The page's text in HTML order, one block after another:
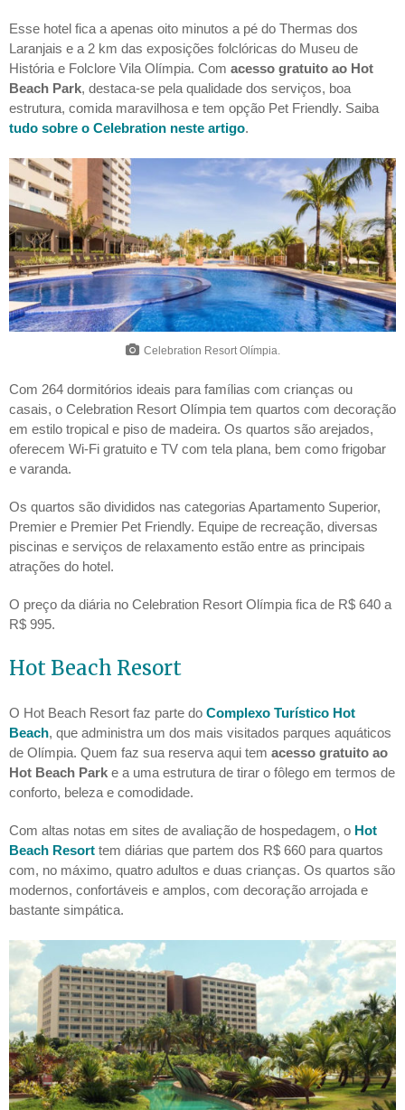
Esse hotel fica a apenas oito minutos a pé do Thermas dos
Laranjais e a 2 km das exposições folclóricas do Museu de
História e Folclore Vila Olímpia. Com acesso gratuito ao Hot
Beach Park, destaca-se pela qualidade dos serviços, boa
estrutura, comida maravilhosa e tem opção Pet Friendly. Saiba
tudo sobre o Celebration neste artigo.
Celebration Resort Olímpia.
Com 264 dormitórios ideais para famílias com crianças ou
casais, o Celebration Resort Olímpia tem quartos com decoração
em estilo tropical e piso de madeira. Os quartos são arejados,
oferecem Wi-Fi gratuito e TV com tela plana, bem como frigobar
e varanda.
Os quartos são divididos nas categorias Apartamento Superior,
Premier e Premier Pet Friendly. Equipe de recreação, diversas
piscinas e serviços de relaxamento estão entre as principais
atrações do hotel.
O preço da diária no Celebration Resort Olímpia fica de R$ 640 a
R$ 995.
Hot Beach Resort
O Hot Beach Resort faz parte do Complexo Turístico Hot
Beach, que administra um dos mais visitados parques aquáticos
de Olímpia. Quem faz sua reserva aqui tem acesso gratuito ao
Hot Beach Park e a uma estrutura de tirar o fôlego em termos de
conforto, beleza e comodidade.
Com altas notas em sites de avaliação de hospedagem, o Hot
Beach Resort tem diárias que partem dos R$ 660 para quartos
com, no máximo, quatro adultos e duas crianças. Os quartos são
modernos, confortáveis e amplos, com decoração arrojada e
bastante simpática.